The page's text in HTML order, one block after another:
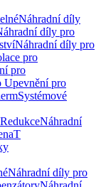
Náhradní díly
díly pro
Náhradní díly pro
pro
pro
Upevnění pro
Systémové
RedukceNáhradní
T
Náhradní díly pro